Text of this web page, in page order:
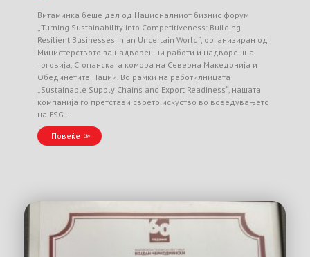
Витаминка беше дел од Националниот бизнис форум
„Turning Sustainability into Competitiveness: Building
Resilient Businesses in an Uncertain World“, организиран од
Министерството за надворешни работи и надворешна
трговија, Стопанската комора на Северна Македонија и
Обединетите Нации. Во рамки на работилницата
„Sustainable Supply Chains and Export Readiness“, нашата
компанија го претстави своето искуство во воведувањето
на ESG …
Повеќе